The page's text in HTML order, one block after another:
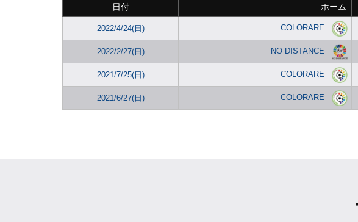
日付 ホーム
2022/4/24(日) COLORARE
2022/2/27(日) NO DISTANCE
2021/7/25(日) COLORARE
2021/6/27(日) COLORARE